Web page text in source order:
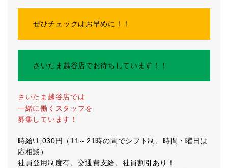
ぜひチェックはお早めに！！
さいたま越谷店でお待ちしています！！
さいたま越谷店では
一緒に働くスタッフを
募集しています！
時給\1,030円（11～21時の間でシフト制、時間・曜日は
応相談）
社員登用制度有、交通費支給、社員割引あり！